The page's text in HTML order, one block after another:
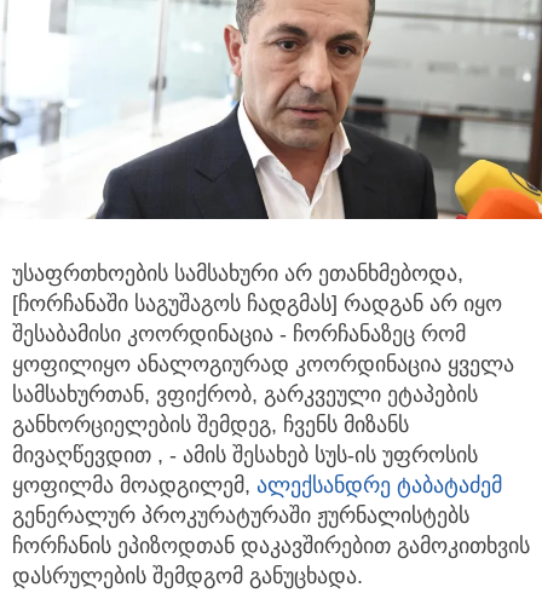
უსაფრთხოების სამსახური არ ეთანხმებოდა,
[ჩორჩანაში საგუშაგოს ჩადგმას] რადგან არ იყო
შესაბამისი კოორდინაცია - ჩორჩანაზეც რომ
ყოფილიყო ანალოგიურად კოორდინაცია ყველა
სამსახურთან, ვფიქრობ, გარკვეული ეტაპების
განხორციელების შემდეგ, ჩვენს მიზანს
მივაღწევდით , - ამის შესახებ სუს-ის უფროსის
ყოფილმა მოადგილემ, ალექსანდრე ტაბატაძემ
გენერალურ პროკურატურაში ჟურნალისტებს
ჩორჩანის ეპიზოდთან დაკავშირებით გამოკითხვის
დასრულების შემდგომ განუცხადა.